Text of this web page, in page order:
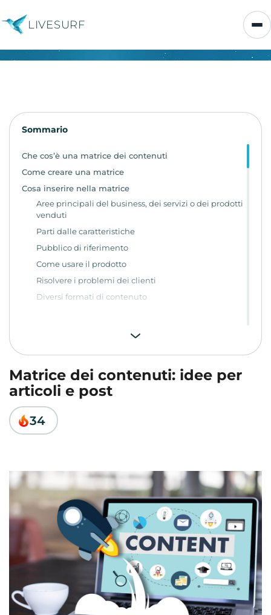
LIVESURF
Sommario
Che cos’è una matrice dei contenuti
Come creare una matrice
Cosa inserire nella matrice
Aree principali del business, dei servizi o dei prodotti
venduti
Parti dalle caratteristiche
Pubblico di riferimento
Come usare il prodotto
Risolvere i problemi dei clienti
Diversi formati di contenuto
Matrice dei contenuti: idee per
articoli e post
34